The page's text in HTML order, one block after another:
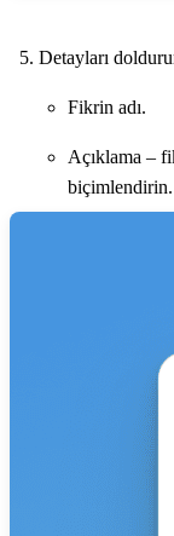
Detayları
Fikrin adı.
Açıklama –
biçimlendirin.